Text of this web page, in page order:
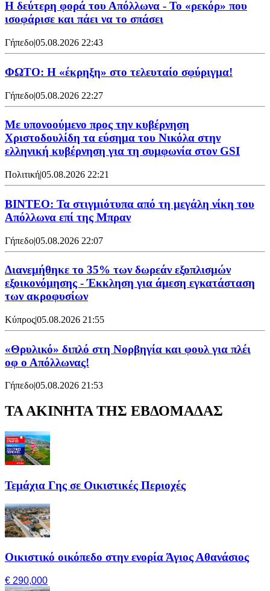
Η δεύτερη φορά του Απόλλωνα - Το «ρεκόρ» που
ισοφάρισε και πάει να το σπάσει
Γήπεδο|05.08.2026 22:43
ΦΩΤΟ: Η «έκρηξη» στο τελευταίο σφύριγμα!
Γήπεδο|05.08.2026 22:27
Με υπονοούμενο προς την κυβέρνηση
Χριστοδουλίδη τα εύσημα του Νικόλα στην
ελληνική κυβέρνηση για τη συμφωνία στον GSI
Πολιτική|05.08.2026 22:21
ΒΙΝΤΕΟ: Τα στιγμιότυπα από τη μεγάλη νίκη του
Απόλλωνα επί της Μπραν
Γήπεδο|05.08.2026 22:07
Διανεμήθηκε το 35% των δωρεάν εξοπλισμών
εξοικονόμησης - Έκκληση για άμεση εγκατάσταση
των ακροφυσίων
Κύπρος|05.08.2026 21:55
«Θρυλικό» διπλό στη Νορβηγία και φουλ για πλέι
οφ ο Απόλλωνας!
Γήπεδο|05.08.2026 21:53
ΤΑ ΑΚΙΝΗΤΑ ΤΗΣ ΕΒΔΟΜΑΔΑΣ
Τεμάχια Γης σε Οικιστικές Περιοχές
Οικιστικό οικόπεδο στην ενορία Άγιος Αθανάσιος
€ 290,000